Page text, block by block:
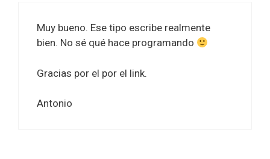
Muy bueno. Ese tipo escribe realmente
bien. No sé qué hace programando
Gracias por el por el link.
Antonio